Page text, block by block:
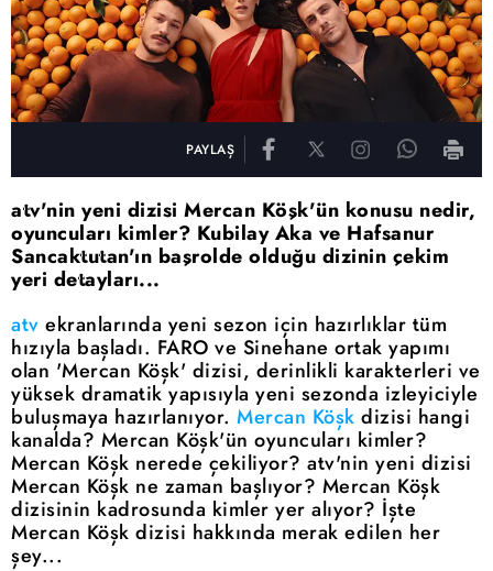
PAYLAŞ
atv'nin yeni dizisi Mercan Köşk'ün konusu nedir,
oyuncuları kimler? Kubilay Aka ve Hafsanur
Sancaktutan'ın başrolde olduğu dizinin çekim
yeri detayları...
atv ekranlarında yeni sezon için hazırlıklar tüm
hızıyla başladı. FARO ve Sinehane ortak yapımı
olan 'Mercan Köşk' dizisi, derinlikli karakterleri ve
yüksek dramatik yapısıyla yeni sezonda izleyiciyle
buluşmaya hazırlanıyor. Mercan Köşk dizisi hangi
kanalda? Mercan Köşk'ün oyuncuları kimler?
Mercan Köşk nerede çekiliyor? atv'nin yeni dizisi
Mercan Köşk ne zaman başlıyor? Mercan Köşk
dizisinin kadrosunda kimler yer alıyor? İşte
Mercan Köşk dizisi hakkında merak edilen her
şey...